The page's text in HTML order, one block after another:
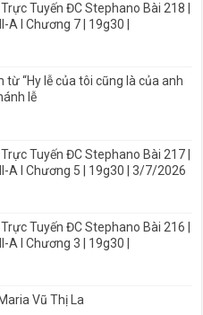
Tuyến ĐC Stephano Bài 218 |
A I Chương 7 | 19g30 |
từ “Hy lễ của tôi cũng là của anh
lễ
Tuyến ĐC Stephano Bài 217 |
A I Chương 5 | 19g30 | 3/7/2026
Tuyến ĐC Stephano Bài 216 |
A I Chương 3 | 19g30 |
Vũ Thị La